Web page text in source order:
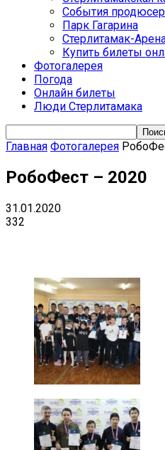
События
Парк Гагарина
Стерлитамак-
Купить билеты
Фотогалерея
Погода
Онлайн билеты
Люди Стерлитамака
Главная Фотогалерея
РобоФест – 2020
31.01.2020
332